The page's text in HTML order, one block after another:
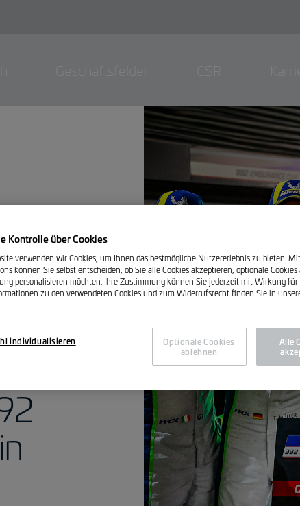
Kontrolle über Cookies
verwenden wir Cookies, um Ihnen das bestmögliche Nutzererlebnis zu bieten.
können Sie selbst entscheiden, ob Sie alle Cookies akzeptieren, optionale Cookies
personalisieren möchten. Ihre Zustimmung können Sie jederzeit mit Wirkung
zu den verwendeten Cookies und zum Widerrufsrecht finden Sie in
individualisieren
Optionale Cookies
ablehnen
Alle